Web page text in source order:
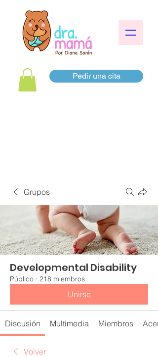
Pedir una cita
Grupos
Developmental Disability
Público · 218 miembros
Unirse
Discusión Multimedia Miembros
Volver